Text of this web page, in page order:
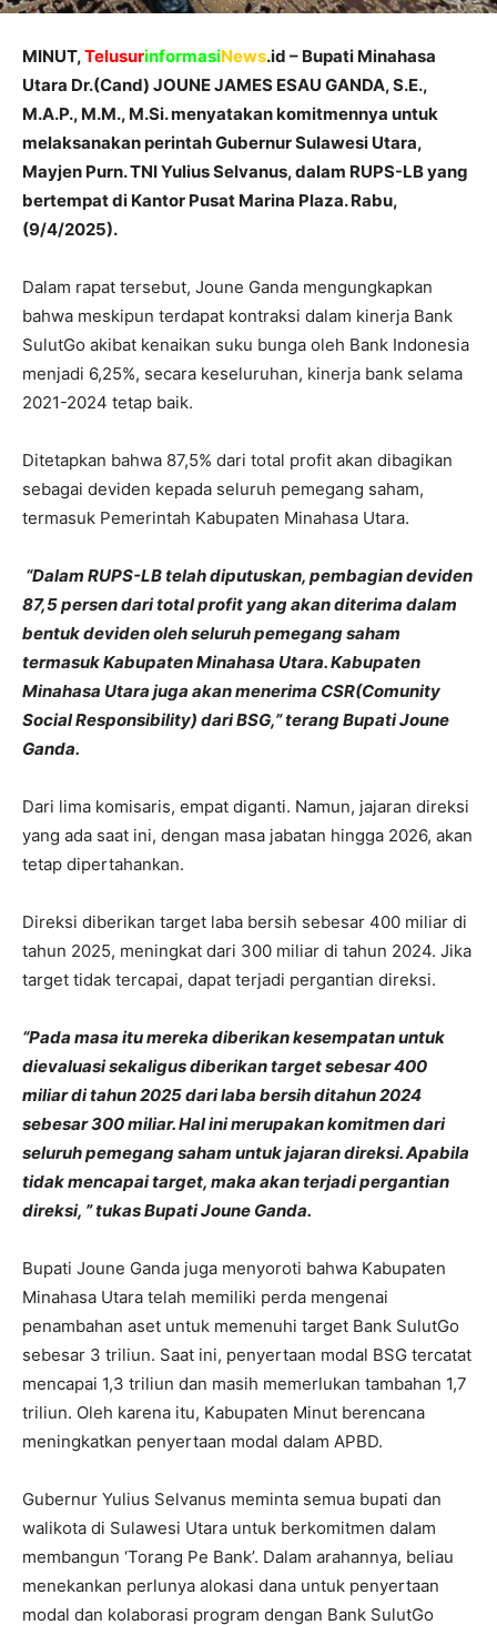
MINUT,TelusurinformasiNews.id – Bupati Minahasa
Utara Dr.(Cand) JOUNE JAMES ESAU GANDA, S.E.,
M.A.P., M.M., M.Si. menyatakan komitmennya untuk
melaksanakan perintah Gubernur Sulawesi Utara,
Mayjen Purn. TNI Yulius Selvanus, dalam RUPS-LB yang
bertempat di Kantor Pusat Marina Plaza. Rabu,
(9/4/2025).
Dalam rapat tersebut, Joune Ganda mengungkapkan
bahwa meskipun terdapat kontraksi dalam kinerja Bank
SulutGo akibat kenaikan suku bunga oleh Bank Indonesia
menjadi 6,25%, secara keseluruhan, kinerja bank selama
2021-2024 tetap baik.
Ditetapkan bahwa 87,5% dari total profit akan dibagikan
sebagai deviden kepada seluruh pemegang saham,
termasuk Pemerintah Kabupaten Minahasa Utara.
“Dalam RUPS-LB telah diputuskan, pembagian deviden
87,5 persen dari total profit yang akan diterima dalam
bentuk deviden oleh seluruh pemegang saham
termasuk Kabupaten Minahasa Utara. Kabupaten
Minahasa Utara juga akan menerima CSR(Comunity
Social Responsibility) dari BSG,” terang Bupati Joune
Ganda.
Dari lima komisaris, empat diganti. Namun, jajaran direksi
yang ada saat ini, dengan masa jabatan hingga 2026, akan
tetap dipertahankan.
Direksi diberikan target laba bersih sebesar 400 miliar di
tahun 2025, meningkat dari 300 miliar di tahun 2024. Jika
target tidak tercapai, dapat terjadi pergantian direksi.
“Pada masa itu mereka diberikan kesempatan untuk
dievaluasi sekaligus diberikan target sebesar 400
miliar di tahun 2025 dari laba bersih ditahun 2024
sebesar 300 miliar. Hal ini merupakan komitmen dari
seluruh pemegang saham untuk jajaran direksi. Apabila
tidak mencapai target, maka akan terjadi pergantian
direksi, ” tukas Bupati Joune Ganda.
Bupati Joune Ganda juga menyoroti bahwa Kabupaten
Minahasa Utara telah memiliki perda mengenai
penambahan aset untuk memenuhi target Bank SulutGo
sebesar 3 triliun. Saat ini, penyertaan modal BSG tercatat
mencapai 1,3 triliun dan masih memerlukan tambahan 1,7
triliun. Oleh karena itu, Kabupaten Minut berencana
meningkatkan penyertaan modal dalam APBD.
Gubernur Yulius Selvanus meminta semua bupati dan
walikota di Sulawesi Utara untuk berkomitmen dalam
membangun ‘Torang Pe Bank’. Dalam arahannya, beliau
menekankan perlunya alokasi dana untuk penyertaan
modal dan kolaborasi program dengan Bank SulutGo